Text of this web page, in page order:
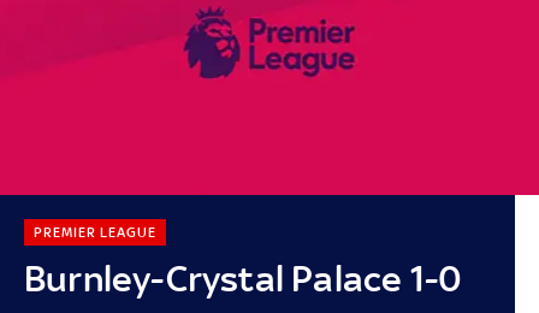
Burnley-Crystal Palace 1-0
PREMIER LEAGUE